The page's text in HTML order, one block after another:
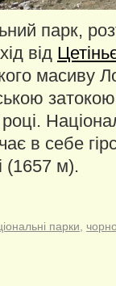
парк,
від
масиву
в себе
(1657 м).
парки